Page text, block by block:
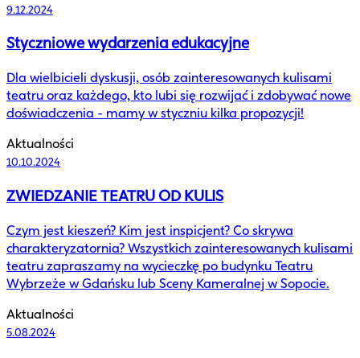
9.12.2024
Styczniowe wydarzenia edukacyjne
Dla wielbicieli dyskusji, osób zainteresowanych kulisami
teatru oraz każdego, kto lubi się rozwijać i zdobywać nowe
doświadczenia - mamy w styczniu kilka propozycji!
Aktualności
10.10.2024
ZWIEDZANIE TEATRU OD KULIS
Czym jest kieszeń? Kim jest inspicjent? Co skrywa
charakteryzatornia? Wszystkich zainteresowanych kulisami
teatru zapraszamy na wycieczkę po budynku Teatru
Wybrzeże w Gdańsku lub Sceny Kameralnej w Sopocie.
Aktualności
5.08.2024